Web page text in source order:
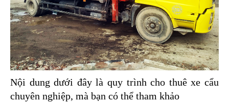
Nội dung dưới đây là quy trình cho thuê xe cẩu
chuyên nghiệp, mà bạn có thể tham khảo